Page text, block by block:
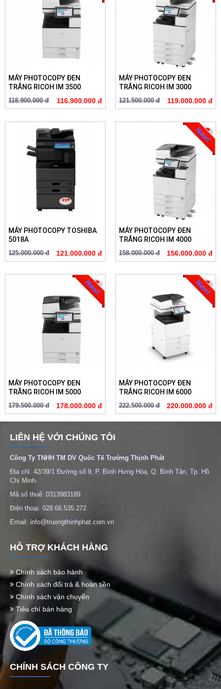
MÁY PHOTOCOPY ĐEN
TRẮNG RICOH IM 3500
118.900.000 đ 116.900.000 đ
MÁY PHOTOCOPY ĐEN
TRẮNG RICOH IM 3000
121.500.000 đ 119.000.000 đ
MÁY PHOTOCOPY TOSHIBA
5018A
125.000.000 đ 121.000.000 đ
MÁY PHOTOCOPY ĐEN
TRẮNG RICOH IM 4000
158.000.000 đ 156.000.000 đ
MÁY PHOTOCOPY ĐEN
TRẮNG RICOH IM 5000
179.500.000 đ 178.000.000 đ
MÁY PHOTOCOPY ĐEN
TRẮNG RICOH IM 6000
222.500.000 đ 220.000.000 đ
LIÊN HỆ VỚI CHÚNG TÔI
Công Ty TNHH TM DV Quốc Tế Trường Thịnh Phát
Địa chỉ: 42/39/1 Đường số 9, P. Bình Hưng Hòa, Q. Bình Tân, Tp. Hồ
Chí Minh.
Mã số thuế: 0313983189
Điện thoại: 028.66.535.272
Email: info@truongthinhphat.com.vn
HỖ TRỢ KHÁCH HÀNG
Chính sách bảo hành
Chính sách đổi trả & hoàn tiền
Chính sách vận chuyển
Tiêu chí bán hàng
CHÍNH SÁCH CÔNG TY